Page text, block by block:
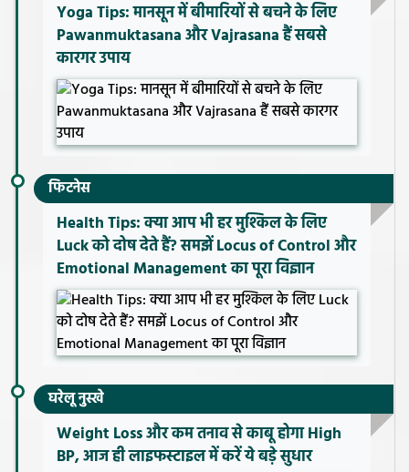
Yoga Tips: मानसून में बीमारियों से बचने के लिए
Pawanmuktasana और Vajrasana हैं सबसे
कारगर उपाय
फिटनेस
Health Tips: क्या आप भी हर मुश्किल के लिए
Luck को दोष देते हैं? समझें Locus of Control और
Emotional Management का पूरा विज्ञान
घरेलू नुस्खे
Weight Loss और कम तनाव से काबू होगा High
BP, आज ही लाइफस्टाइल में करें ये बड़े सुधार